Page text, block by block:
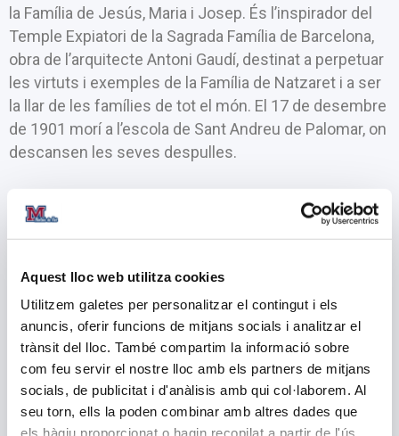
Aquest lloc web utilitza cookies
Utilitzem galetes per personalitzar el contingut i els
anuncis, oferir funcions de mitjans socials i analitzar el
trànsit del lloc. També compartim la informació sobre
com feu servir el nostre lloc amb els partners de mitjans
socials, de publicitat i d'anàlisis amb qui col·laborem. Al
seu torn, ells la poden combinar amb altres dades que
els hàgiu proporcionat o hagin recopilat a partir de l'ús
la Família de Jesús, Maria i Josep. És l’inspirador del
Temple Expiatori de la Sagrada Família de Barcelona,
obra de l’arquitecte Antoni Gaudí, destinat a perpetuar
les virtuts i exemples de la Família de Natzaret i a ser
la llar de les famílies de tot el món. El 17 de desembre
de 1901 morí a l’escola de Sant Andreu de Palomar, on
descansen les seves despulles.
La fama de santedat que el distingí en vida, es va
difondre a molts llocs. Per això, introduïda la Causa de
Canonització el 1956, reconeguda l’heroïcitat de les
seves virtuts el 1982 i aprovat un miracle gràcies a la
seva intercessió, fou declarat Beat pel papa Joan Pau
II el 1984, i vint anys després, el 16 de maig de 2004
fou canonitzat pel mateix Papa.
La seva gran aspiració era que «totes les famílies
imitessin i beneïssin la Sagrada Família de Natzaret»;
per això, maldà per fer un Natzaret a cada llar, una